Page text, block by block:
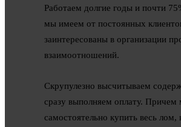
Работаем долгие годы и почти
мы имеем от постоянных
заинтересованы в организации
взаимоотношений.
Скрупулезно высчитываем
сразу выполняем оплату.
самостоятельно купить весь лом,